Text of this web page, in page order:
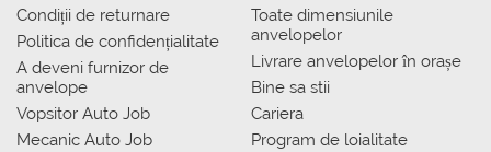
Condiții de returnare
Politica de confidențialitate
A deveni furnizor de
anvelope
Vopsitor Auto Job
Mecanic Auto Job
Toate dimensiunile
anvelopelor
Livrare anvelopelor în orașe
Bine sa stii
Cariera
Program de loialitate